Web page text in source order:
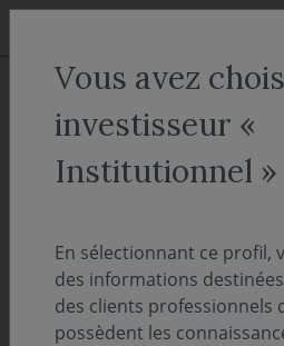
Aller au menu
Aller au contenu
ACCUEIL Actualités Focus
Un fonds
FOCUS SUR 02 octobre 2024
Temps de lecture : min
Vous avez
investisseur «
Institutionnel »
En sélectionnant ce profil,
des informations
des clients professionnels
possèdent les